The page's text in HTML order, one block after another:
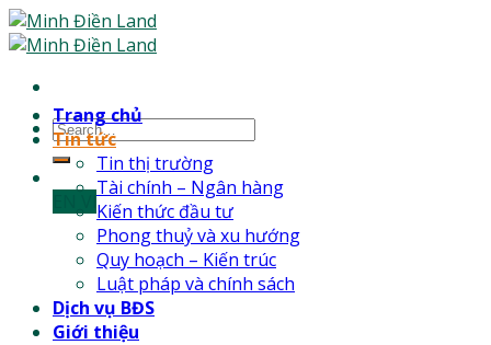
Skip
to
Trang chủ
Tin tức
Tin thị trường
Tài chính – Ngân hàng
Kiến thức đầu tư
Phong thuỷ và xu hướng
Quy hoạch – Kiến trúc
Luật pháp và chính sách
Dịch vụ BĐS
Giới thiệu